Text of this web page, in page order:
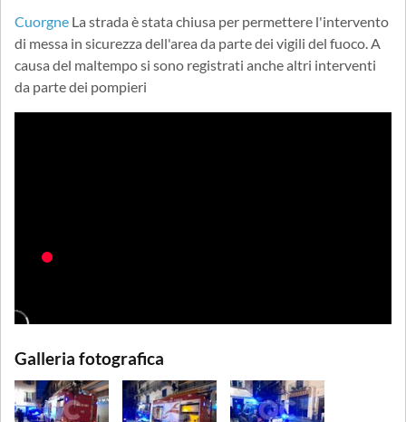
Cuorgne La strada è stata chiusa per permettere l'intervento
di messa in sicurezza dell'area da parte dei vigili del fuoco. A
causa del maltempo si sono registrati anche altri interventi
da parte dei pompieri
Galleria fotografica